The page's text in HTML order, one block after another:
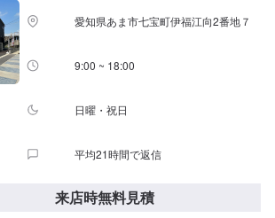
愛知県あま市七宝町伊福江向2番地７
9:00 ~ 18:00
日曜・祝日
平均21時間で返信
来店時無料見積